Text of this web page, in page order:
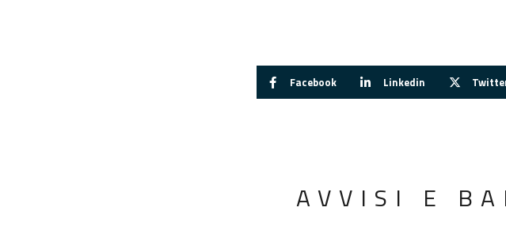
Facebook Linkedin
AVVISI E